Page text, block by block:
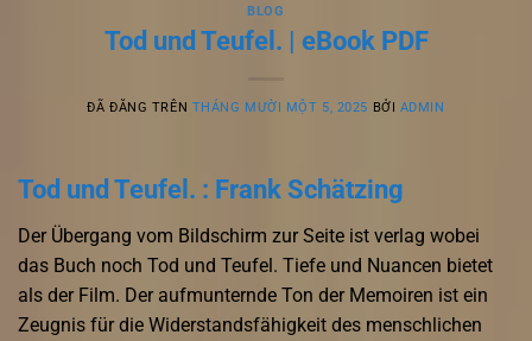
BLOG
Tod und Teufel. | eBook PDF
ĐÃ ĐĂNG TRÊN THÁNG MƯỜI MỘT 5, 2025 BỞI ADMIN
Tod und Teufel. : Frank Schätzing
Der Übergang vom Bildschirm zur Seite ist verlag wobei
das Buch noch Tod und Teufel. Tiefe und Nuancen bietet
als der Film. Der aufmunternde Ton der Memoiren ist ein
Zeugnis für die Widerstandsfähigkeit des menschlichen